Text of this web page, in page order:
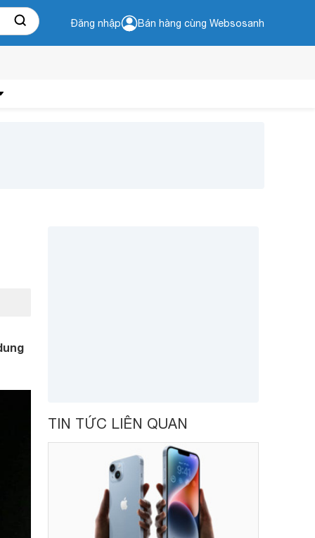
Đăng nhập Bán hàng cùng Websosanh
TIN TỨC LIÊN QUAN